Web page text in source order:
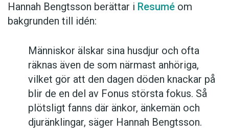
Hannah Bengtsson berättar i Resumé om
bakgrunden till idén:
Människor älskar sina husdjur och ofta
räknas även de som närmast anhöriga,
vilket gör att den dagen döden knackar på
blir de en del av Fonus största fokus. Så
plötsligt fanns där änkor, änkemän och
djuränklingar, säger Hannah Bengtsson.